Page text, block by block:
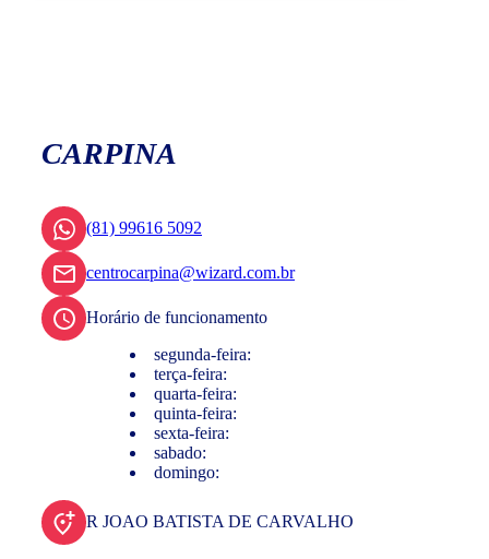
CARPINA
(81) 99616 5092
centrocarpina@wizard.com.br
Horário de funcionamento
segunda-feira:
terça-feira:
quarta-feira:
quinta-feira:
sexta-feira:
sabado:
domingo:
R JOAO BATISTA DE CARVALHO